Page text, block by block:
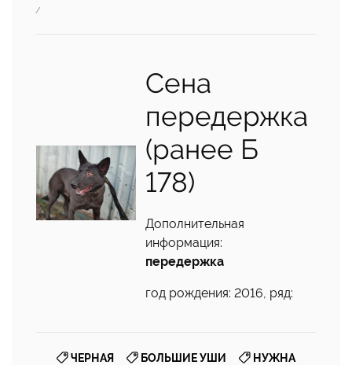
/
Сена
передержка
(ранее Б
178)
Дополнительная
информация:
передержка
год рождения: 2016, ряд:
ЧЕРНАЯ БОЛЬШИЕ УШИ
НУЖНА